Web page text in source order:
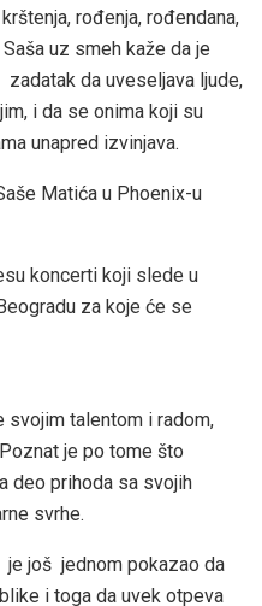
rođenja, rođendana,
uz smeh kaže da je
da uveseljava ljude,
i da se onima koji su
unapred izvinjava.
Matića u Phoenix-u
koncerti koji slede u
za koje će se
svojim talentom i radom,
je po tome što
deo prihoda sa svojih
svrhe.
je još jednom pokazao da
i toga da uvek otpeva